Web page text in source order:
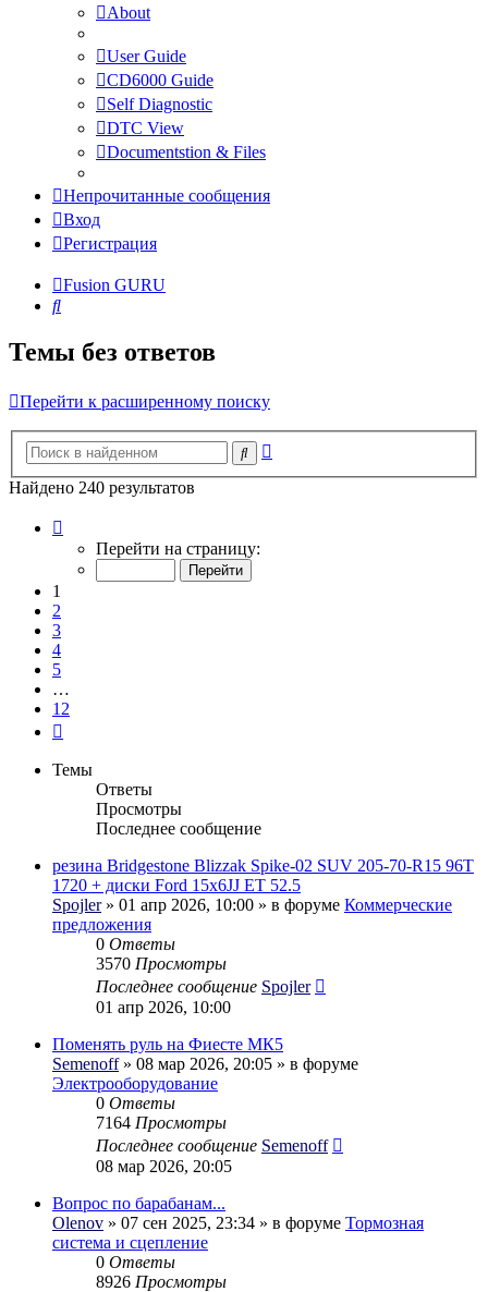
About
User Guide
CD6000 Guide
Self Diagnostic
DTC View
Documentstion & Files
Непрочитанные сообщения
Вход
Регистрация
Fusion GURU
Поиск
Темы без ответов
Перейти к расширенному поиску
Поиск
Найдено 240 результатов
Перейти на страницу:
1
2
3
4
5
…
12
Темы
Ответы
Просмотры
Последнее сообщение
резина Bridgestone Blizzak Spike-02 SUV 205-70-R15 96T
1720 + диски Ford 15x6JJ ET 52.5
Spojler» 01 апр 2026, 10:00 » в форуме Коммерческие
предложения
0 Ответы
3570 Просмотры
Последнее сообщение Spojler
01 апр 2026, 10:00
Поменять руль на Фиесте МК5
Semenoff» 08 мар 2026, 20:05 » в форуме
Электрооборудование
0 Ответы
7164 Просмотры
Последнее сообщение Semenoff
08 мар 2026, 20:05
Вопрос по барабанам...
Olenov » 07 сен 2025, 23:34 » в форуме Тормозная
система и сцепление
0 Ответы
8926 Просмотры